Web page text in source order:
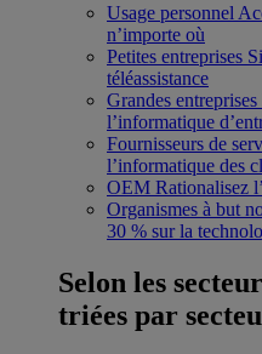
Usage personnel
n’importe où
Petites entreprises
téléassistance
Grandes entreprises
l’informatique
Fournisseurs de
l’informatique des
OEM Rationalisez
Organismes à but
30 % sur la
Selon les
triées par